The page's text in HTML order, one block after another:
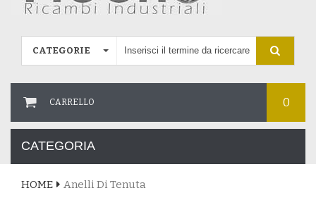
CATEGORIE
CARRELLO 0
CATEGORIA
HOME Anelli Di Tenuta